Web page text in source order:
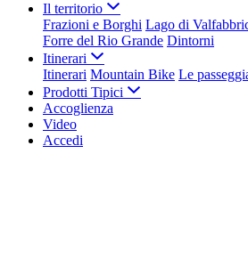
Il territorio
Frazioni e Borghi Lago di
Forre del Rio Grande Dintorni
Itinerari
Itinerari Mountain Bike Le
Prodotti Tipici
Accoglienza
Video
Accedi